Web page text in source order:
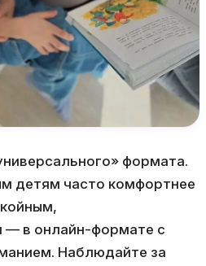
формата.
детям часто комфортнее
— в онлайн-формате с
Наблюдайте за